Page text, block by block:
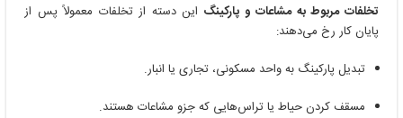
تخلفات مربوط به مشاعات و پارکینگ این دسته از تخلفات معمولاً پس از
پایان کار رخ می‌دهند:
تبدیل پارکینگ به واحد مسکونی، تجاری یا انبار.
مسقف کردن حیاط یا تراس‌هایی که جزو مشاعات هستند.